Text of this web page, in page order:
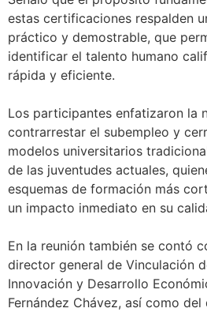
estas certificaciones respalden
práctico y demostrable, que
identificar el talento humano
rápida y eficiente.
Los participantes enfatizaron la
contrarrestar el subempleo y
modelos universitarios
de las juventudes actuales,
esquemas de formación más
un impacto inmediato en su
En la reunión también se contó
director general de Vinculación
Innovación y Desarrollo
Fernández Chávez, así como